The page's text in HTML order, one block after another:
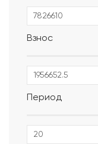
Взнос
Период